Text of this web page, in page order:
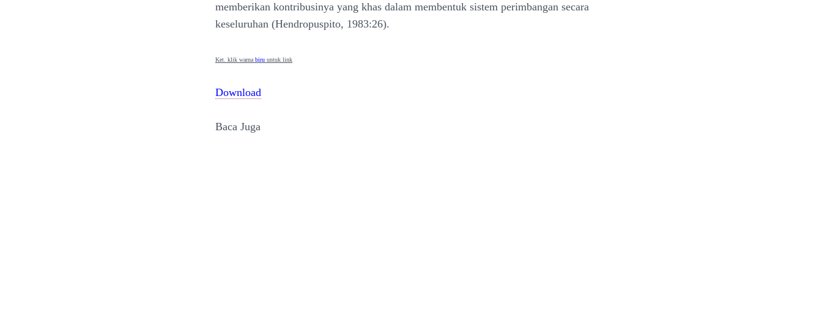
memberikan kontribusinya yang khas dalam membentuk sistem perimbangan secara
keseluruhan (Hendropuspito, 1983:26).
Ket. klik warna biru untuk link
Download
Baca Juga